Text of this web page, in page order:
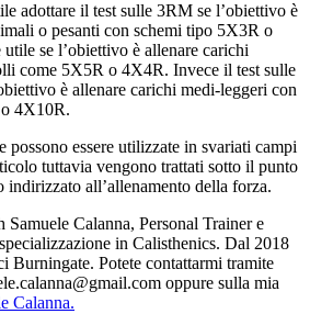
adottare il test sulle 3RM se l’obiettivo è
o pesanti con schemi tipo 5X3R o
se l’obiettivo è allenare carichi
come 5X5R o 4X4R. Invece il test sulle
è allenare carichi medi-leggeri con
4X10R.
possono essere utilizzate in svariati campi
tuttavia vengono trattati sotto il punto
indirizzato all’allenamento della forza.
Calanna, Personal Trainer e
in Calisthenics. Dal 2018
Burningate. Potete contattarmi tramite
oppure sulla mia
Calanna.